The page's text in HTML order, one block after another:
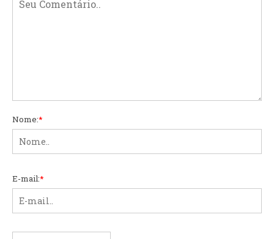
Nome:*
E-mail:*